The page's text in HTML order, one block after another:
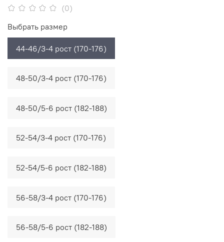
(0)
Выбрать размер
44-46/3-4 рост (170-176)
48-50/3-4 рост (170-176)
48-50/5-6 рост (182-188)
52-54/3-4 рост (170-176)
52-54/5-6 рост (182-188)
56-58/3-4 рост (170-176)
56-58/5-6 рост (182-188)